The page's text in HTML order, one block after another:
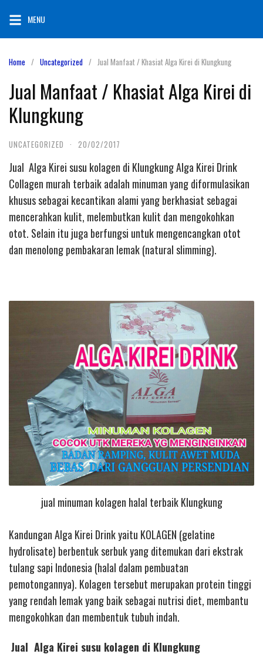
content
MENU
Home Uncategorized Jual Manfaat / Khasiat Alga Kirei di Klungkung
Jual Manfaat / Khasiat Alga Kirei di
Klungkung
UNCATEGORIZED · 20/02/2017
Jual Alga Kirei susu kolagen di Klungkung Alga Kirei Drink
Collagen murah terbaik adalah minuman yang diformulasikan
khusus sebagai kecantikan alami yang berkhasiat sebagai
mencerahkan kulit, melembutkan kulit dan mengokohkan
otot. Selain itu juga berfungsi untuk mengencangkan otot
dan menolong pembakaran lemak (natural slimming).
jual minuman kolagen halal terbaik Klungkung
Kandungan Alga Kirei Drink yaitu KOLAGEN (gelatine
hydrolisate) berbentuk serbuk yang ditemukan dari ekstrak
tulang sapi Indonesia (halal dalam pembuatan
pemotongannya). Kolagen tersebut merupakan protein tinggi
yang rendah lemak yang baik sebagai nutrisi diet, membantu
mengokohkan dan membentuk tubuh indah.
Jual Alga Kirei susu kolagen di Klungkung